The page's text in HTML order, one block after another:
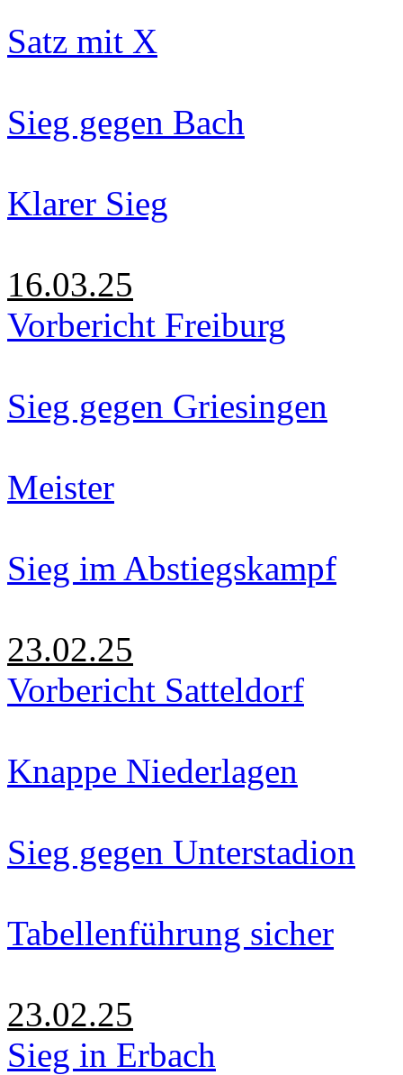
Satz mit X
Sieg gegen Bach
Klarer Sieg
16.03.25
Vorbericht Freiburg
Sieg gegen Griesingen
Meister
Sieg im Abstiegskampf
23.02.25
Vorbericht Satteldorf
Knappe Niederlagen
Sieg gegen Unterstadion
Tabellenführung sicher
23.02.25
Sieg in Erbach